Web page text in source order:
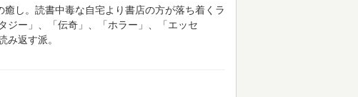
し。読書中毒な自宅より書店の方が落ち着くラ
ジー」、「伝奇」、「ホラー」、「エッセ
み返す派。